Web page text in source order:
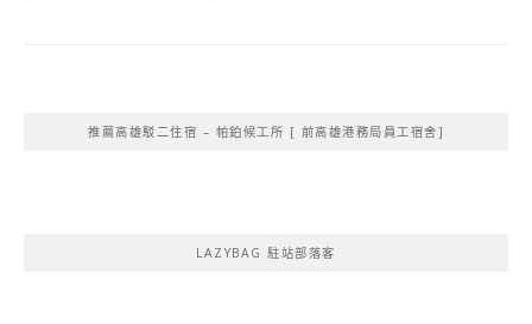
推薦高雄駁二住宿 – 帕鉑候工所 [ 前高雄港務局員工宿舍]
LAZYBAG 駐站部落客